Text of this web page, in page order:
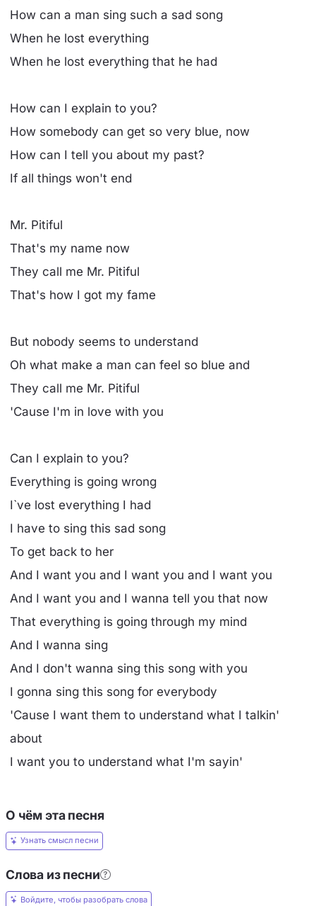
How can a man sing such a sad song
When he lost everything
When he lost everything that he had
How can I explain to you?
How somebody can get so very blue, now
How can I tell you about my past?
If all things won't end
Mr. Pitiful
That's my name now
They call me Mr. Pitiful
That's how I got my fame
But nobody seems to understand
Oh what make a man can feel so blue and
They call me Mr. Pitiful
'Cause I'm in love with you
Can I explain to you?
Everything is going wrong
I`ve lost everything I had
I have to sing this sad song
To get back to her
And I want you and I want you and I want you
And I want you and I wanna tell you that now
That everything is going through my mind
And I wanna sing
And I don't wanna sing this song with you
I gonna sing this song for everybody
'Cause I want them to understand what I talkin'
about
I want you to understand what I'm sayin'
О чём эта песня
Узнать смысл песни
Слова из песни
Войдите, чтобы разобрать слова